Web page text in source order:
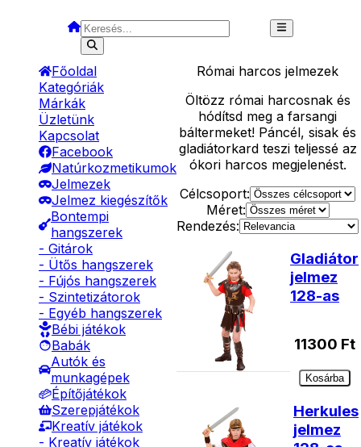
Főoldal
Kategóriák
Márkák
Üzletünk
Kapcsolat
Facebook
Natúrkozmetikumok
Jelmezek
Jelmez kiegészítők
Bontempi
hangszerek
- Gitárok
- Ütős hangszerek
- Fújós hangszerek
- Szintetizátorok
- Egyéb hangszerek
Bébi játékok
Babák
Autók és
munkagépek
Építőjátékok
Szerepjátékok
Kreatív játékok
- Kreatív játékok
Római harcos jelmezek
Öltözz római harcosnak és
hódítsd meg a farsangi
báltermeket! Páncél, sisak és
gladiátorkard teszi teljessé az
ókori harcos megjelenést.
Célcsoport:
Méret:
Rendezés:
Gladiátor
jelmez
128-as
11300 Ft
Kosárba
Herkules
jelmez